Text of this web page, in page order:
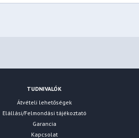
TUDNIVALÓK
Átvételi lehetőségek
Elállási/Felmondási tájékoztató
Garancia
Kapcsolat